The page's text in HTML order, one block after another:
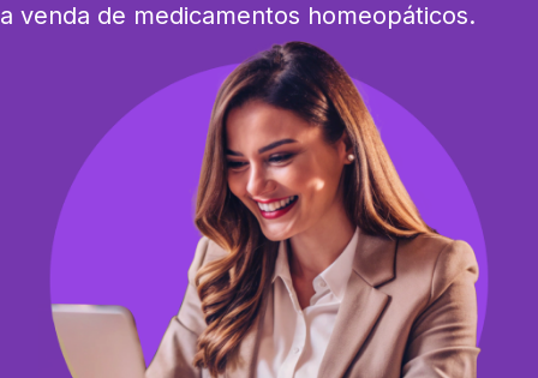
a venda de medicamentos homeopáticos.